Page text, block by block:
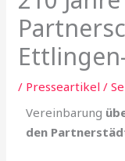
/ Presseartikel /
Vereinbarung
den